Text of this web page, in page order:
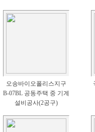
오송바이오폴리스지구
B-07BL 공동주택 중 기계
설비공사(2공구)